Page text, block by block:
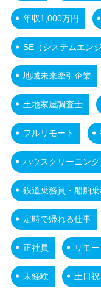
年収1,000万円
SE（システムエンジ
地域未来牽引企業
土地家屋調査士
フルリモート
ハウスクリーニング
鉄道乗務員・船舶乗
定時で帰れる仕事
正社員 リモ
未経験 土日